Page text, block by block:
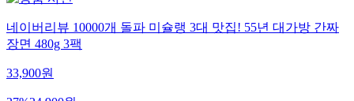
네이버리뷰 10000개 돌파 미슐랭 3대 맛집! 55년 대가방 간짜
장면 480g 3팩
33,900원